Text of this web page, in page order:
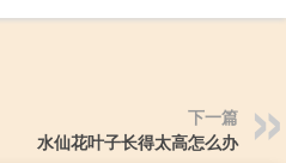
下一篇
水仙花叶子长得太高怎么办